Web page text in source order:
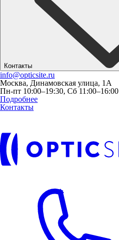
Контакты
info@opticsite.ru
Москва, Динамовская улица, 1А
Пн-пт 10:00–19:30, Сб 11:00–16:00
Подробнее
Контакты